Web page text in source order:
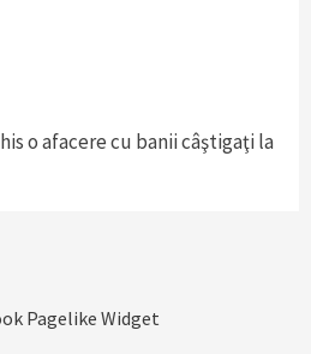
o afacere cu banii câştigaţi la